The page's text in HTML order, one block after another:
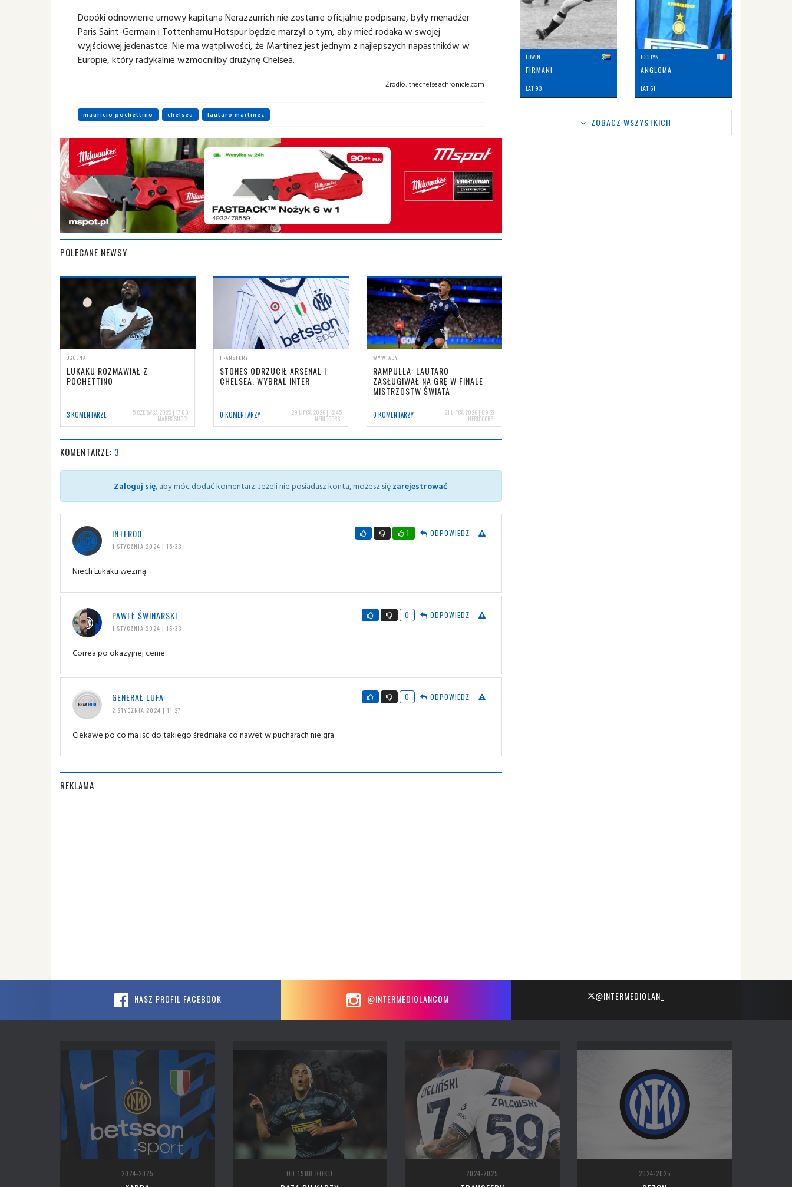
Dopóki odnowienie umowy kapitana Nerazzurrich nie zostanie oficjalnie podpisane, były menadżer
Paris Saint-Germain i Tottenhamu Hotspur będzie marzył o tym, aby mieć rodaka w swojej
wyjściowej jedenastce. Nie ma wątpliwości, że Martinez jest jednym z najlepszych napastników w
Europie, który radykalnie wzmocniłby drużynę Chelsea.
Źródło: thechelseachronicle.com
mauricio pochettino chelsea lautaro martinez
POLECANE NEWSY
OGÓLNA
LUKAKU ROZMAWIAŁ Z
POCHETTINO
3 KOMENTARZE 5 CZERWCA 2023 | 17:00
MAREK SUDOŁ
TRANSFERY
STONES ODRZUCIŁ ARSENAL I
CHELSEA, WYBRAŁ INTER
0 KOMENTARZY 29 LIPCA 2026 | 12:45
NERIOCORSI
WYWIADY
RAMPULLA: LAUTARO
ZASŁUGIWAŁ NA GRĘ W FINALE
MISTRZOSTW ŚWIATA
0 KOMENTARZY 21 LIPCA 2026 | 09:27
NERIOCORSI
KOMENTARZE: 3
Zaloguj się, aby móc dodać komentarz. Jeżeli nie posiadasz konta, możesz sięzarejestrować.
INTER00
1 STYCZNIA 2024 | 15:33
1 ODPOWIEDZ
Niech Lukaku wezmą
PAWEŁ ŚWINARSKI
1 STYCZNIA 2024 | 16:33
0 ODPOWIEDZ
Correa po okazyjnej cenie
GENERAŁ LUFA
2 STYCZNIA 2024 | 11:27
0 ODPOWIEDZ
Ciekawe po co ma iść do takiego średniaka co nawet w pucharach nie gra
REKLAMA
EDWIN
FIRMANI
LAT: 93
JOCELYN
ANGLOMA
LAT: 61
ZOBACZ WSZYSTKICH
NASZ PROFIL FACEBOOK @INTERMEDIOLANCOM @INTERMEDIOLAN_
2024-2025 OD 1908 ROKU 2024-2025 2024-2025